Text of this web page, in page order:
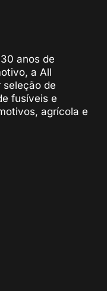
anos de
a All
seleção de
fusíveis e
agrícola e